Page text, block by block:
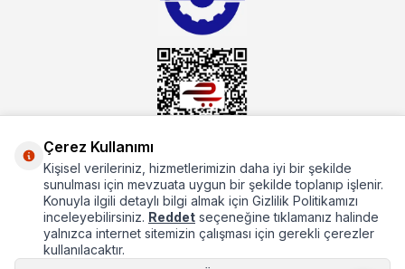
Hakkımızda
Hızlı Erişim
Popüler Kategoriler
Çerez Kullanımı
Kişisel verileriniz, hizmetlerimizin daha iyi bir şekilde
sunulması için mevzuata uygun bir şekilde toplanıp işlenir.
Konuyla ilgili detaylı bilgi almak için Gizlilik Politikamızı
inceleyebilirsiniz. Reddet seçeneğine tıklamanız halinde
yalnızca internet sitemizin çalışması için gerekli çerezler
kullanılacaktır.